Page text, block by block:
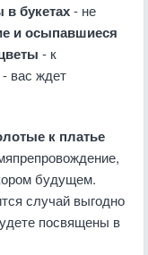
в букетах- не
и осыпавшиеся
- к
- вас ждет
к платье
будущем.
случай выгодно
посвящены в